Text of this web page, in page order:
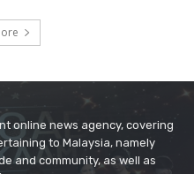
online news agency, covering
to Malaysia, namely
and community, as well as